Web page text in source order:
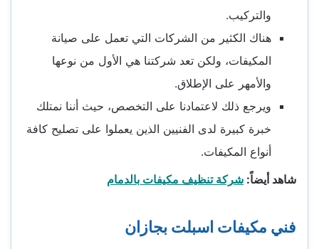
والتركيب.
هناك الكثير من الشركات التي تعمل على صيانة
المكيفات، ولكن تعد شركتنا هي الأول من نوعها
والأمهر على الإطلاق.
ويرجع ذلك لاعتمادنا على التخصص، حيث أننا نمتلك
خبرة كبيرة لدى الفنيين الذين يعملوا على تصليح كافة
أنواع المكيفات.
شاهد أيضاً: شركة تنظيف مكيفات بالدمام
فني مكيفات اسبلت بجازان